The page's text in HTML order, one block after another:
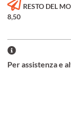
RESTO DEL
8,50
Per assistenza e